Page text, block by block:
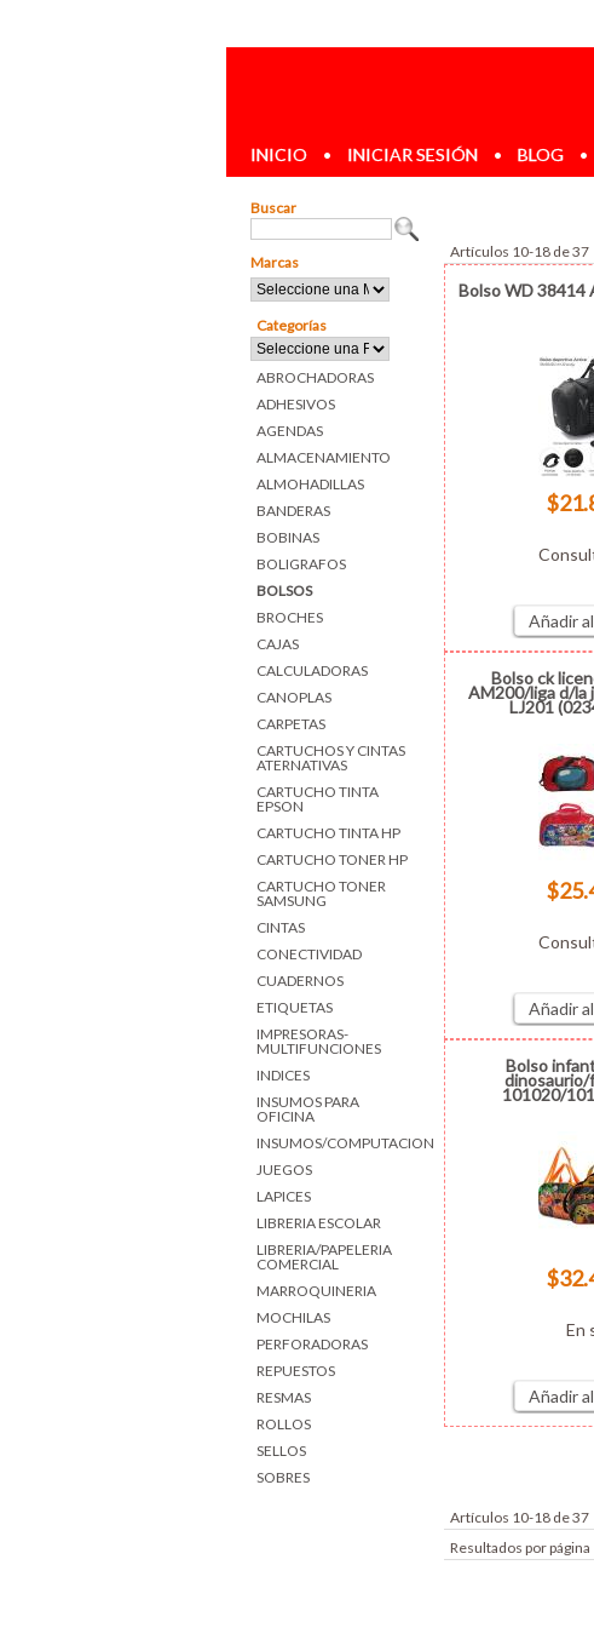
INICIO • INICIAR SESIÓN • BLOG •
Buscar
Marcas
Categorías
ABROCHADORAS
ADHESIVOS
AGENDAS
ALMACENAMIENTO
ALMOHADILLAS
BANDERAS
BOBINAS
BOLIGRAFOS
BOLSOS
BROCHES
CAJAS
CALCULADORAS
CANOPLAS
CARPETAS
CARTUCHOS Y CINTAS
ATERNATIVAS
CARTUCHO TINTA
EPSON
CARTUCHO TINTA HP
CARTUCHO TONER HP
CARTUCHO TONER
SAMSUNG
CINTAS
CONECTIVIDAD
CUADERNOS
ETIQUETAS
IMPRESORAS-
MULTIFUNCIONES
INDICES
INSUMOS PARA
OFICINA
INSUMOS/COMPUTACION
JUEGOS
LAPICES
LIBRERIA ESCOLAR
LIBRERIA/PAPELERIA
COMERCIAL
MARROQUINERIA
MOCHILAS
PERFORADORAS
REPUESTOS
RESMAS
ROLLOS
SELLOS
SOBRES
Artículos 10-18 de 37
Bolso WD 38414
Añadir
Bolso ck
AM200/liga d/la
LJ201
Añadir
Bolso
101020/
En
Añadir
Artículos 10-18 de 37
Resultados por página